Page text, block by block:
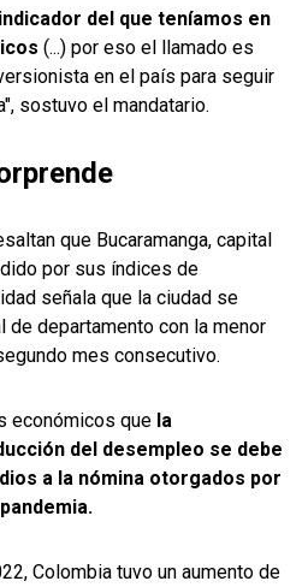
del que teníamos en
(...) por eso el llamado es
en el país para seguir
sostuvo el mandatario.
que Bucaramanga, capital
por sus índices de
señala que la ciudad se
de departamento con la menor
mes consecutivo.
económicos que la
del desempleo se debe
a la nómina otorgados por
Colombia tuvo un aumento de